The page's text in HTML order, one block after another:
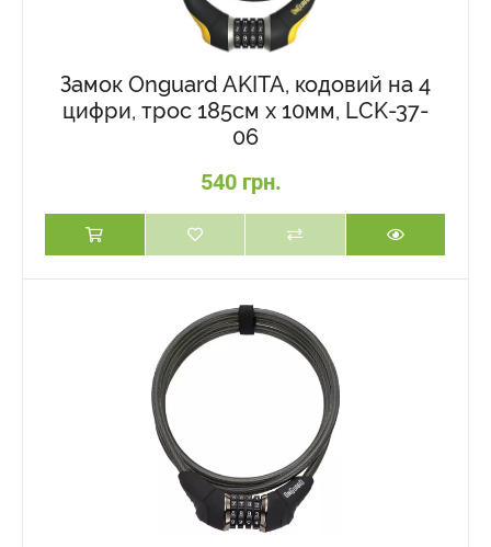
Замок Onguard AKITA, кодовий на 4
цифри, трос 185см х 10мм, LCK-37-
06
540 грн.